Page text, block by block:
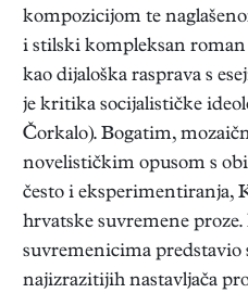
kompozicijom te
i stilski kompleksan roman
kao dijaloška rasprava s
je kritika socijalističke
Čorkalo). Bogatim,
novelističkim opusom s
često i eksperimentiranja,
hrvatske suvremene
suvremenicima predstavio
najizrazitijih nastavljača